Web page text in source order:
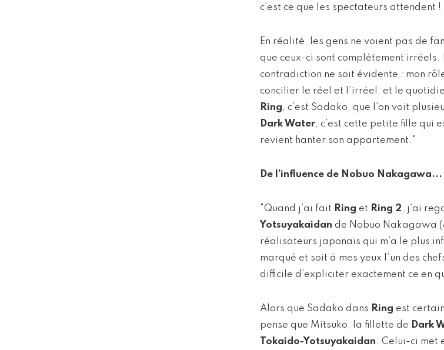
c’est ce que les spectateurs attendent !
En réalité, les gens ne voient pas de
que ceux-ci sont complètement
contradiction ne soit évidente : mon
concilier le réel et l’irréel, et le
Ring, c’est Sadako, que l’on voit
Dark Water, c’est cette petite fille qui
revient hanter son appartement."
De l’influence de Nobuo Nakagawa...
"Quand j’ai fait Ring et Ring 2, j’ai
Yotsuyakaidan de Nobuo Nakagawa (
réalisateurs japonais qui m’a le plus
marqué et soit à mes yeux l’un des
difficile d’expliciter exactement ce en
Alors que Sadako dans Ring est
pense que Mitsuko, la fillette de Dark
Tokaido-Yotsuyakaidan. Celui-ci met